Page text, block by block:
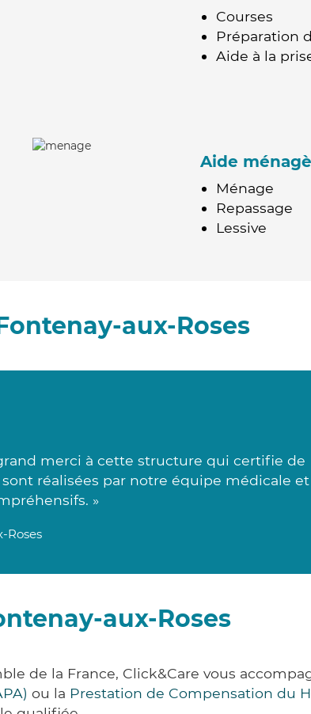
Courses
Préparation
Aide à la
Aide
Ménage
Repassage
Lessive
aux-Roses
merci à cette structure qui certifie de
réalisées par notre équipe médicale et
»
Roses
aux-Roses
de la France, Click&Care vous
ou la Prestation de Compensation du